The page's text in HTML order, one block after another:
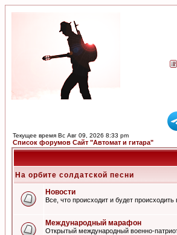
Текущее время Вс Авг 09, 2026 8:33 pm
Список форумов Сайт "Автомат и гитара"
На орбите солдатской песни
Новости
Все, что происходит и будет
Международный марафон
Открытый международный военно-